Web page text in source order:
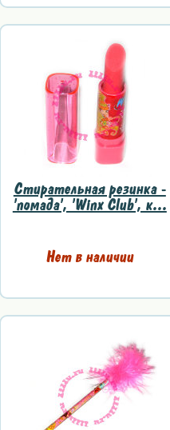
Стирательная резинка -
'помада', 'Winx Club', к...
Нет в наличии